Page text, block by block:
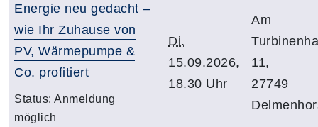
Energie neu gedacht –
wie Ihr Zuhause von
PV, Wärmepumpe &
Co. profitiert
Status: Anmeldung
möglich
Di.
15.09.2026,
18.30 Uhr
Am
11,
27749